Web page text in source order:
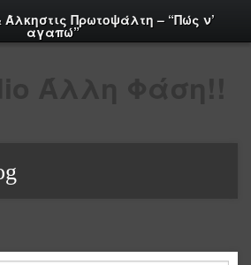
Άλκηστις Πρωτοψάλτη – “Πώς ν’
αγαπώ”